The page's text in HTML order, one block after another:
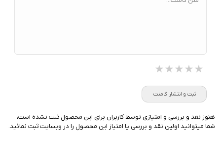
★★★★★
★★★★★
★★★★★
ثبت و انتشار کامنت
هنوز نقد و بررسی و امتیازی توسط کاربران برای این محصول ثبت نشده است،
شما میتوانید اولین نقد و بررسی یا امتیاز این محصول را در وبسایت ثبت نمائید.